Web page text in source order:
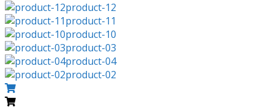
product-12
product-11
product-10
product-03
product-04
product-02